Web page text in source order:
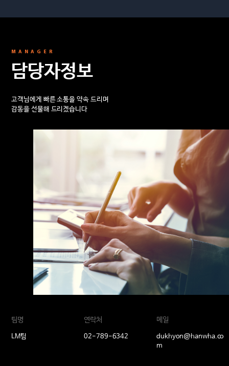
MANAGER
담당자정보
고객님에게 빠른 소통을 약속 드리며
감동을 선물해 드리겠습니다
팀명
LM팀
연락처
02-789-6342
메일
dukhyon@hanwha.co
m